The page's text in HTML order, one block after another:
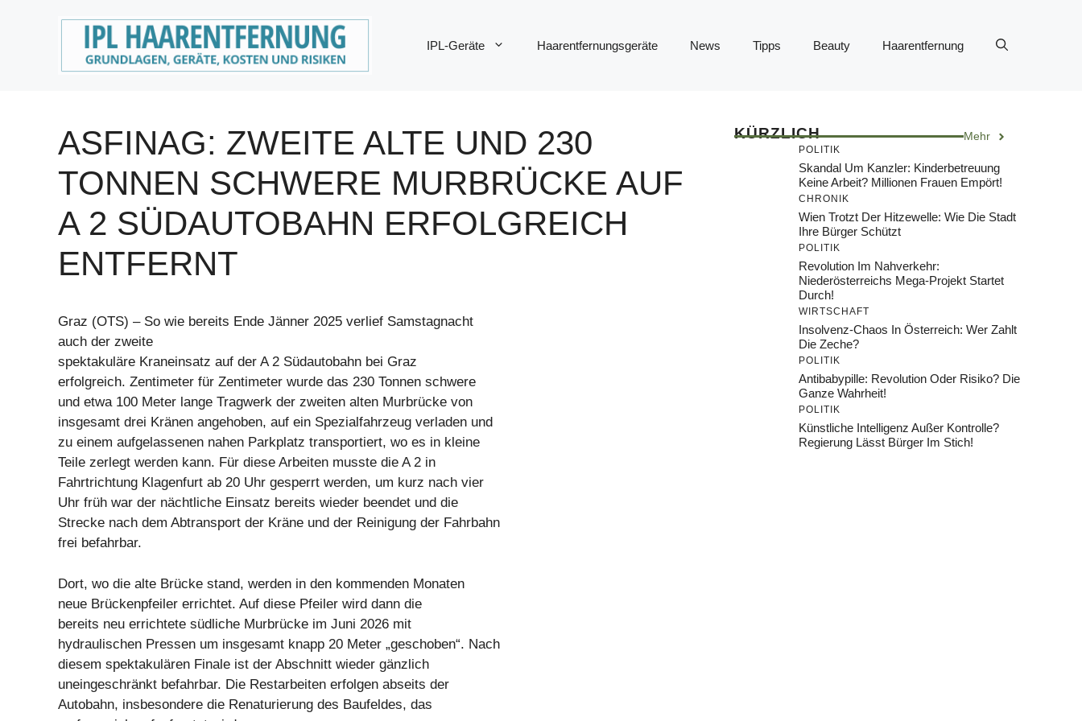
IPL-Geräte Haarentfernungsgeräte News Tipps Beauty Haarentfernung
ASFINAG: ZWEITE ALTE UND 230
TONNEN SCHWERE MURBRÜCKE AUF
A 2 SÜDAUTOBAHN ERFOLGREICH
ENTFERNT
Graz (OTS) – So wie bereits Ende Jänner 2025 verlief Samstagnacht
auch der zweite
spektakuläre Kraneinsatz auf der A 2 Südautobahn bei Graz
erfolgreich. Zentimeter für Zentimeter wurde das 230 Tonnen schwere
und etwa 100 Meter lange Tragwerk der zweiten alten Murbrücke von
insgesamt drei Kränen angehoben, auf ein Spezialfahrzeug verladen und
zu einem aufgelassenen nahen Parkplatz transportiert, wo es in kleine
Teile zerlegt werden kann. Für diese Arbeiten musste die A 2 in
Fahrtrichtung Klagenfurt ab 20 Uhr gesperrt werden, um kurz nach vier
Uhr früh war der nächtliche Einsatz bereits wieder beendet und die
Strecke nach dem Abtransport der Kräne und der Reinigung der Fahrbahn
frei befahrbar.
Dort, wo die alte Brücke stand, werden in den kommenden Monaten
neue Brückenpfeiler errichtet. Auf diese Pfeiler wird dann die
bereits neu errichtete südliche Murbrücke im Juni 2026 mit
hydraulischen Pressen um insgesamt knapp 20 Meter „geschoben“. Nach
diesem spektakulären Finale ist der Abschnitt wieder gänzlich
uneingeschränkt befahrbar. Die Restarbeiten erfolgen abseits der
Autobahn, insbesondere die Renaturierung des Baufeldes, das
KÜRZLICH Mehr
POLITIK
Skandal Um Kanzler: Kinderbetreuung
Keine Arbeit? Millionen Frauen Empört!
CHRONIK
Wien Trotzt Der Hitzewelle: Wie Die Stadt
Ihre Bürger Schützt
POLITIK
Revolution Im Nahverkehr:
Niederösterreichs Mega-Projekt Startet
Durch!
WIRTSCHAFT
Insolvenz-Chaos In Österreich: Wer Zahlt
Die Zeche?
POLITIK
Antibabypille: Revolution Oder Risiko? Die
Ganze Wahrheit!
POLITIK
Künstliche Intelligenz Außer Kontrolle?
Regierung Lässt Bürger Im Stich!